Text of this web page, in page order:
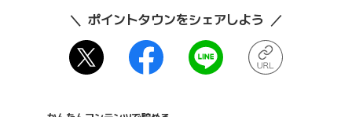
ポイントタウンをシェアしよう